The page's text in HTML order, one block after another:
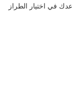
في اختيار الطراز